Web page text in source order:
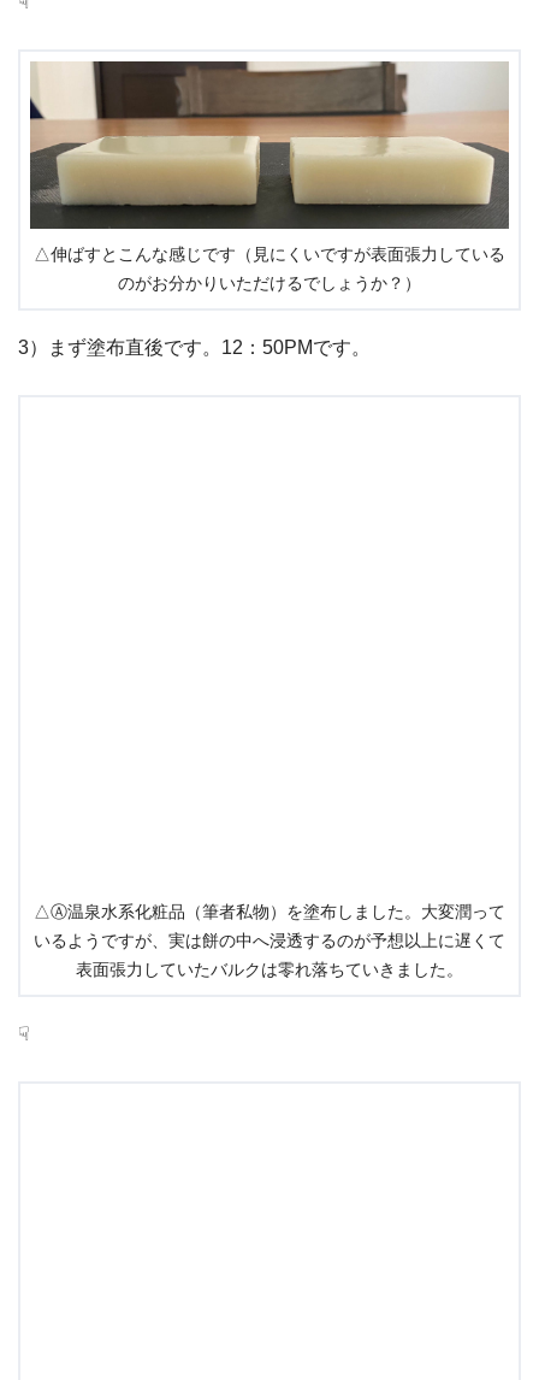
△伸ばすとこんな感じです（見にくいですが表面張力している
のがお分かりいただけるでしょうか？）
3）まず塗布直後です。12：50PMです。
△Ⓐ温泉水系化粧品（筆者私物）を塗布しました。大変潤って
いるようですが、実は餅の中へ浸透するのが予想以上に遅くて
表面張力していたバルクは零れ落ちていきました。
☟